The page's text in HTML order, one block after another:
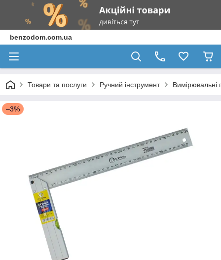
benzodom.com.ua
Товари та послуги Ручний інструмент Вимірювальні
–3%